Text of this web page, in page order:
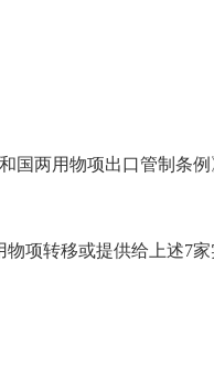
国两用物项出口管制条
项转移或提供给上述7